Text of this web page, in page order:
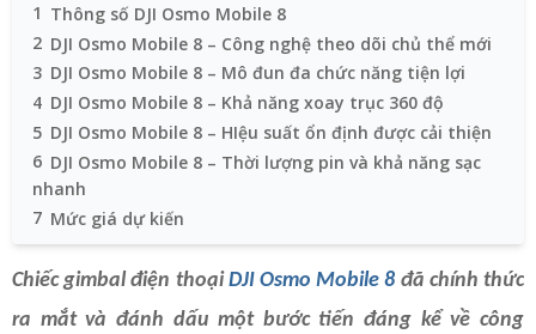
1 Thông số DJI Osmo Mobile 8
2 DJI Osmo Mobile 8 – Công nghệ theo dõi chủ thể mới
3 DJI Osmo Mobile 8 – Mô đun đa chức năng tiện lợi
4 DJI Osmo Mobile 8 – Khả năng xoay trục 360 độ
5 DJI Osmo Mobile 8 – HIệu suất ổn định được cải thiện
6 DJI Osmo Mobile 8 – Thời lượng pin và khả năng sạc
nhanh
7 Mức giá dự kiến
Chiếc gimbal điện thoại DJI Osmo Mobile 8 đã chính thức
ra mắt và đánh dấu một bước tiến đáng kể về công